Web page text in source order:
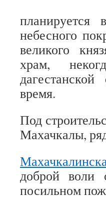
планируется
небесного
великого
храм,
время.
Под
Махачкалы,
доброй воли
посильном